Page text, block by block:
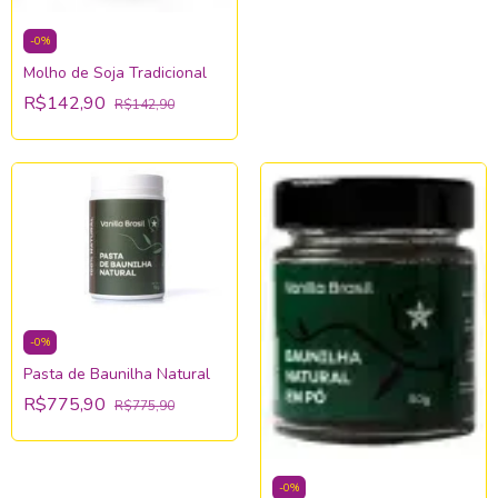
-0%
Molho de Soja Tradicional
R$142,90 R$142,90
-0%
Pasta de Baunilha Natural
R$775,90 R$775,90
-0%